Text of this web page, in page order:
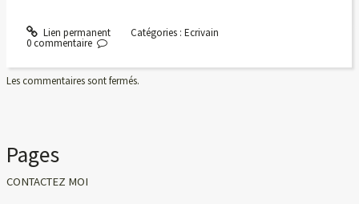
Lien permanent Catégories : Ecrivain
0 commentaire
Les commentaires sont fermés.
Pages
CONTACTEZ MOI